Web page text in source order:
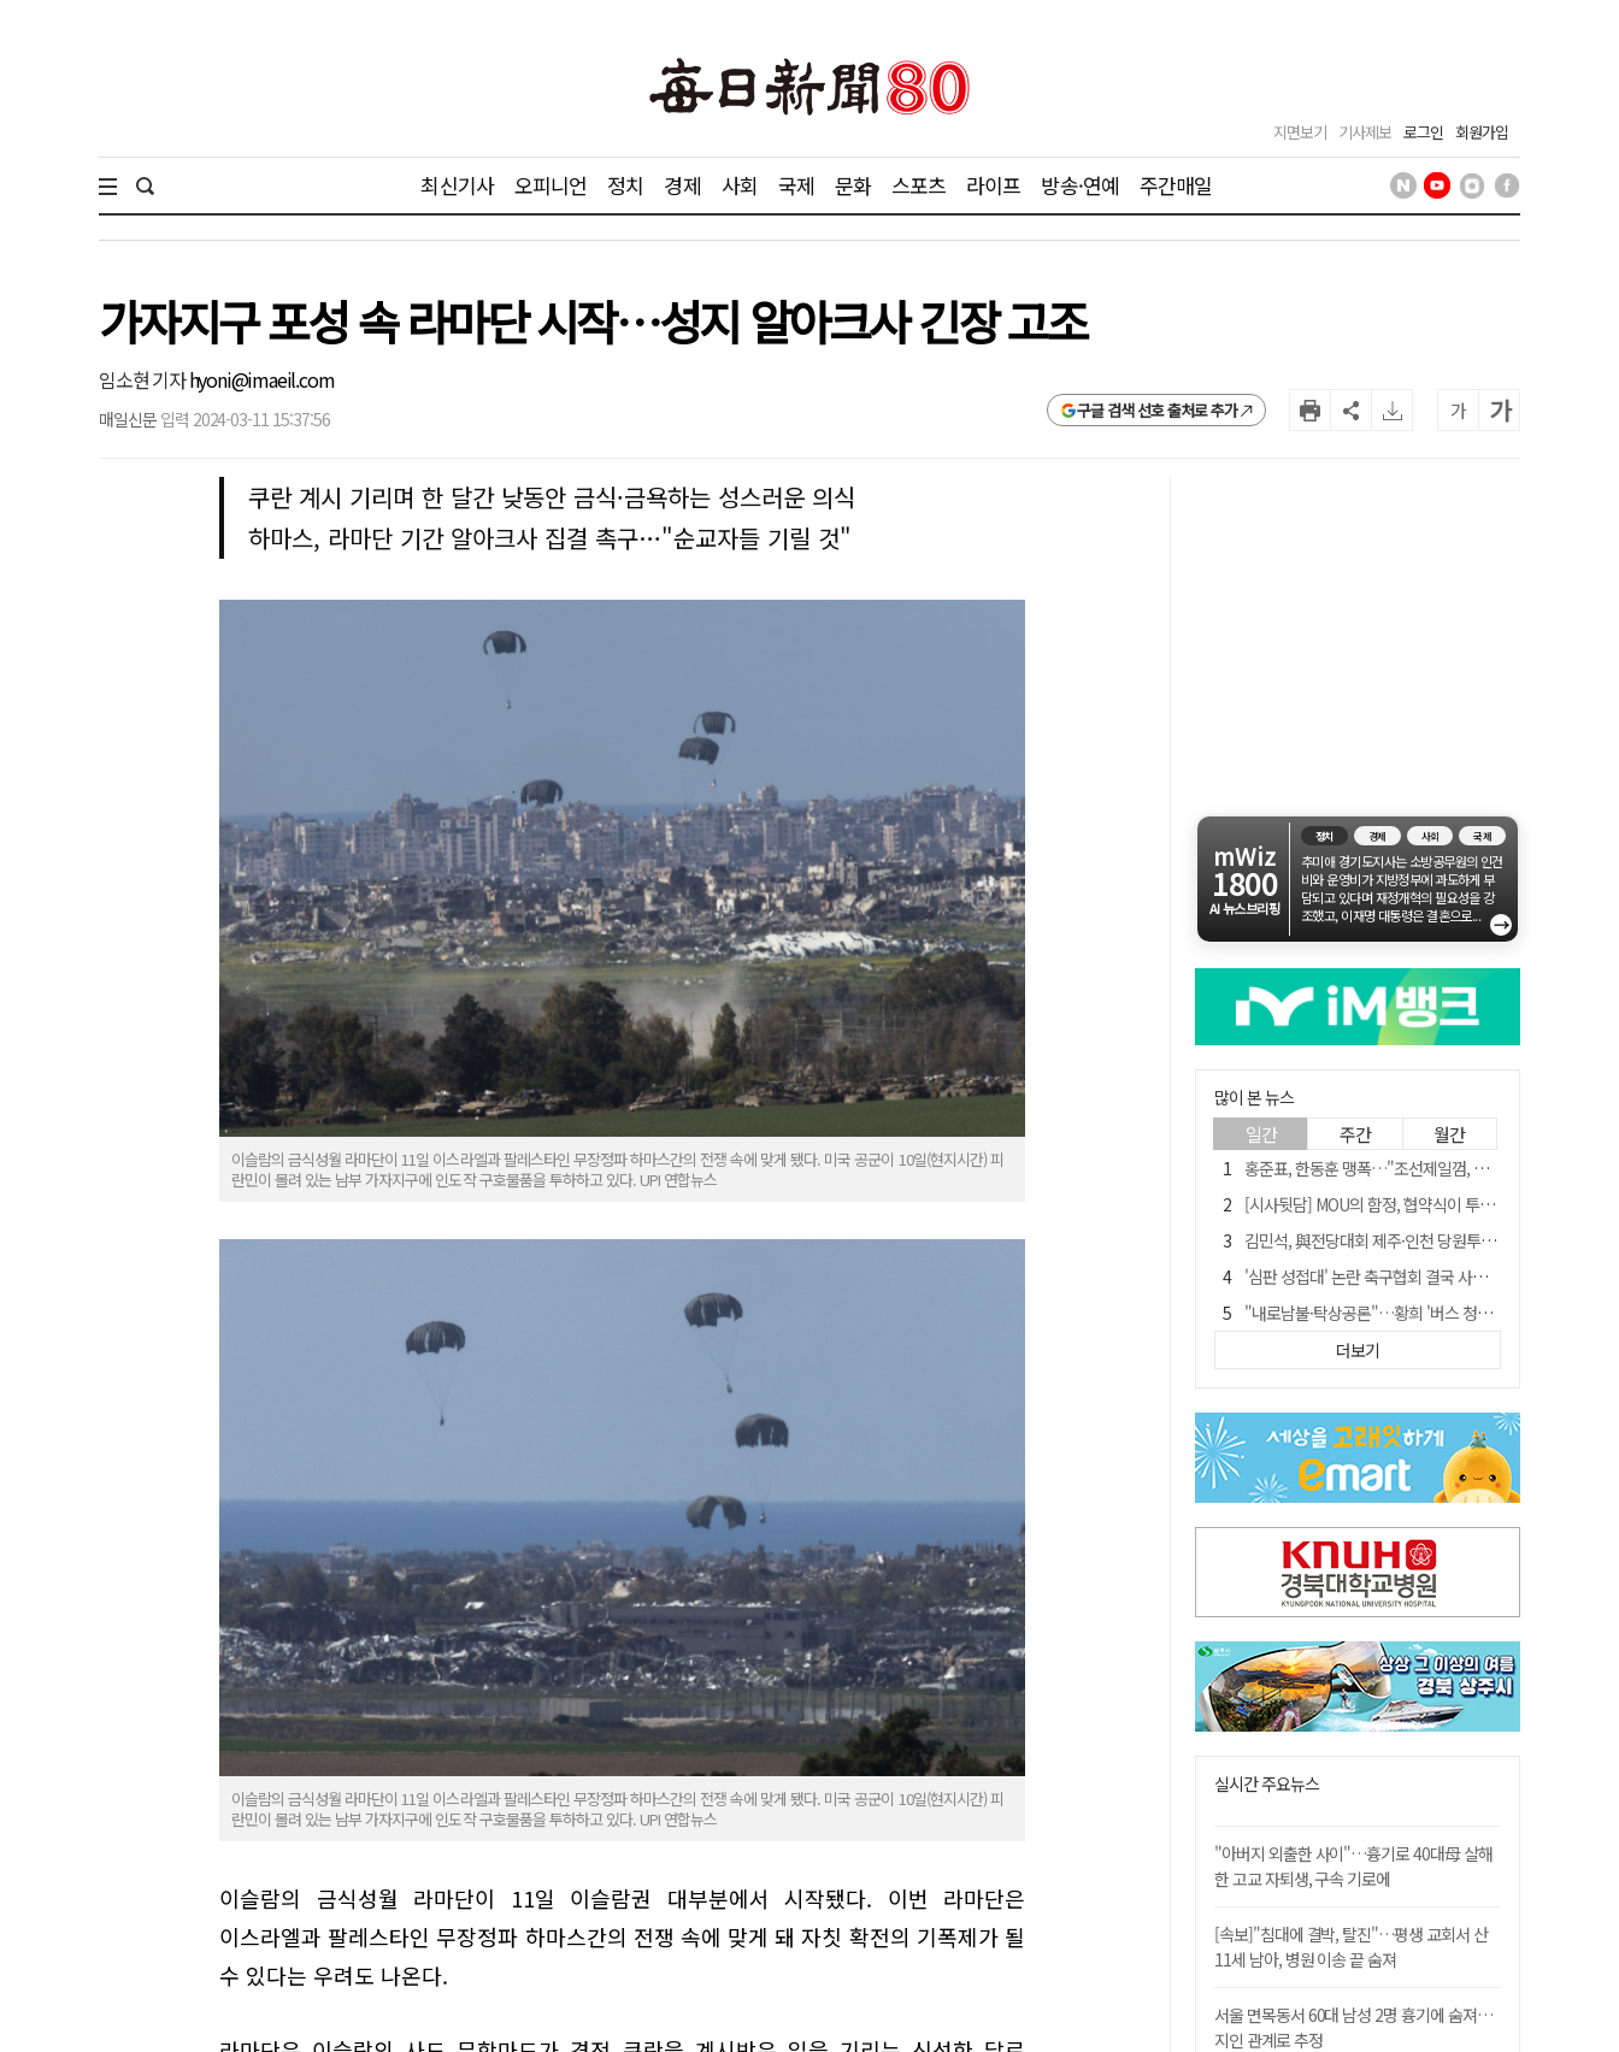
지면보기 기사제보 로그인 회원가입
최신기사 오피니언 정치 경제 사회 국제 문화 스포츠 라이프 방송·연예 주간매일
가자지구 포성 속 라마단 시작…성지 알아크사 긴장 고조
임소현 기자hyoni@imaeil.com
매일신문 입력 2024-03-11 15:37:56 구글 검색 선호 출처로 추가 가 가
쿠란 계시 기리며 한 달간 낮동안 금식·금욕하는 성스러운 의식
하마스, 라마단 기간 알아크사 집결 촉구…"순교자들 기릴 것"
이슬람의 금식성월 라마단이 11일 이스라엘과 팔레스타인 무장정파 하마스간의 전쟁 속에 맞게 됐다. 미국 공군이 10일(현지시간) 피
란민이 몰려 있는 남부 가자지구에 인도작 구호물품을 투하하고 있다. UPI 연합뉴스
이슬람의 금식성월 라마단이 11일 이스라엘과 팔레스타인 무장정파 하마스간의 전쟁 속에 맞게 됐다. 미국 공군이 10일(현지시간) 피
란민이 몰려 있는 남부 가자지구에 인도작 구호물품을 투하하고 있다. UPI 연합뉴스
이슬람의 금식성월 라마단이 11일 이슬람권 대부분에서 시작됐다. 이번 라마단은
이스라엘과 팔레스타인 무장정파 하마스간의 전쟁 속에 맞게 돼 자칫 확전의 기폭제가 될
수 있다는 우려도 나온다.
mWiz
1800
AI 뉴스브리핑
정치 경제 사회 국제
추미애 경기도지사는 소방공무원의 인건
비와 운영비가 지방정부에 과도하게 부
담되고 있다며 재정개혁의 필요성을 강
조했고, 이재명 대통령은 결혼으로...
→
많이 본 뉴스
일간 주간 월간
홍준표, 한동훈 맹폭…"조선제일껌, 권력에 살고 권력에 죽었다"
[시사뒷담] MOU의 함정, 협약식이 투자 확정은 아니긴 해
김민석, 與전당대회 제주·인천 당원투표서 승리…누적 득표는 '초박빙'
'심판 성접대' 논란 축구협회 결국 사과…"깊이 반성, 쇄신하겠다"
"내로남불·탁상공론"…황희 '버스 청년주택' 제안에 與 내부서도 쓴소리
"경로당 통장에 비밀번호가 적혀 있다"…전국 돌며 경로당 13곳 턴 30대 구속
예안향교 대성전, '국가지정 보물로 지정'
휠체어 환자 발로 밀어 숨지게 한 70대 간병인…2심도 집행유예
박권현 청도군수, 국무총리에 "청도 물 공급 최대 3만t 늘려달라"
더보기
실시간 주요뉴스
"아버지 외출한 사이"…흉기로 40대母 살해
한 고교 자퇴생, 구속 기로에
[속보]"침대에 결박, 탈진"…평생 교회서 산
11세 남아, 병원 이송 끝 숨져
서울 면목동서 60대 남성 2명 흉기에 숨져…
지인 관계로 추정